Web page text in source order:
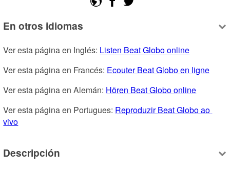
En otros idiomas
Ver esta página en Inglés: Listen Beat Globo online
Ver esta página en Francés: Ecouter Beat Globo en ligne
Ver esta página en Alemán: Hören Beat Globo online
Ver esta página en Portugues: Reproduzir Beat Globo ao
vivo
Descripción